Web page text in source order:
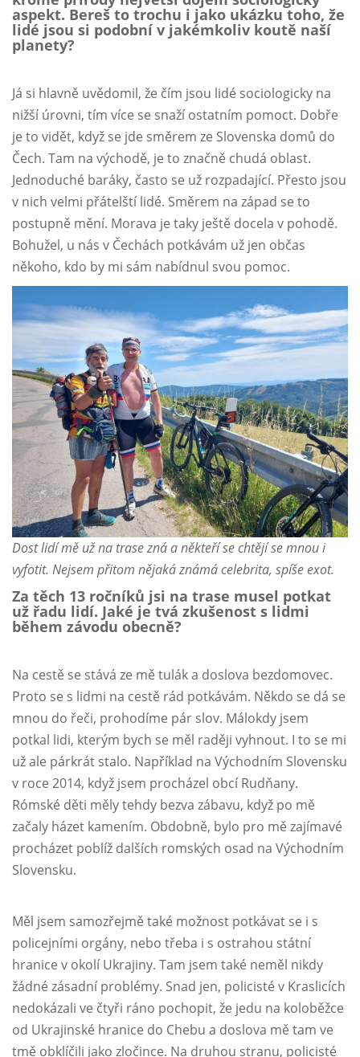
aspekt. Bereš to trochu i jako ukázku toho, že
lidé jsou si podobní v jakémkoliv koutě naší
planety?
Já si hlavně uvědomil, že čím jsou lidé sociologicky na
nižší úrovni, tím více se snaží ostatním pomoct. Dobře
je to vidět, když se jde směrem ze Slovenska domů do
Čech. Tam na východě, je to značně chudá oblast.
Jednoduché baráky, často se už rozpadající. Přesto jsou
v nich velmi přátelští lidé. Směrem na západ se to
postupně mění. Morava je taky ještě docela v pohodě.
Bohužel, u nás v Čechách potkávám už jen občas
někoho, kdo by mi sám nabídnul svou pomoc.
Dost lidí mě už na trase zná a někteří se chtějí se mnou i
vyfotit. Nejsem přitom nějaká známá celebrita, spíše exot.
Za těch 13 ročníků jsi na trase musel potkat
už řadu lidí. Jaké je tvá zkušenost s lidmi
během závodu obecně?
Na cestě se stává ze mě tulák a doslova bezdomovec.
Proto se s lidmi na cestě rád potkávám. Někdo se dá se
mnou do řeči, prohodíme pár slov. Málokdy jsem
potkal lidi, kterým bych se měl raději vyhnout. I to se mi
už ale párkrát stalo. Například na Východním Slovensku
v roce 2014, když jsem procházel obcí Rudňany.
Rómské děti měly tehdy bezva zábavu, když po mě
začaly házet kamením. Obdobně, bylo pro mě zajímavé
procházet poblíž dalších romských osad na Východním
Slovensku.
Měl jsem samozřejmě také možnost potkávat se i s
policejními orgány, nebo třeba i s ostrahou státní
hranice v okolí Ukrajiny. Tam jsem také neměl nikdy
žádné zásadní problémy. Snad jen, policisté v Kraslicích
nedokázali ve čtyři ráno pochopit, že jedu na koloběžce
od Ukrajinské hranice do Chebu a doslova mě tam ve
tmě obklíčili jako zločince. Na druhou stranu, policisté